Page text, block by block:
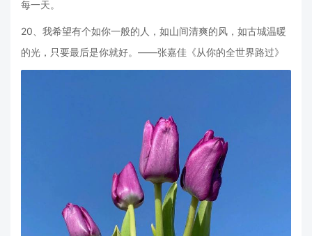
每一天。
20、我希望有个如你一般的人，如山间清爽的风，如古城温暖
的光，只要最后是你就好。——张嘉佳《从你的全世界路过》